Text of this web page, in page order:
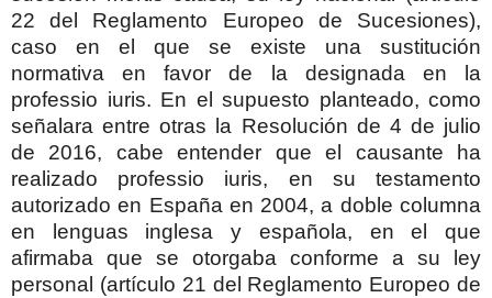
22 del Reglamento Europeo de Sucesiones),
caso en el que se existe una sustitución
normativa en favor de la designada en la
professio iuris. En el supuesto planteado, como
señalara entre otras la Resolución de 4 de julio
de 2016, cabe entender que el causante ha
realizado professio iuris, en su testamento
autorizado en España en 2004, a doble columna
en lenguas inglesa y española, en el que
afirmaba que se otorgaba conforme a su ley
personal (artículo 21 del Reglamento Europeo de